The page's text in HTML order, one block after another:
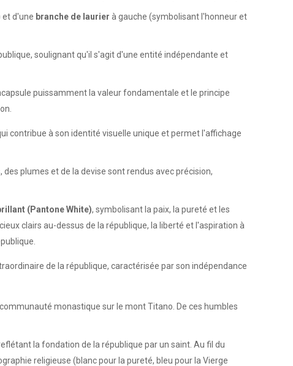
et d'une branche de laurier à gauche (symbolisant l'honneur et
soulignant qu'il s'agit d'une entité indépendante et
puissamment la valeur fondamentale et le principe
contribue à son identité visuelle unique et permet l'affichage
plumes et de la devise sont rendus avec précision,
(Pantone White), symbolisant la paix, la pureté et les
clairs au-dessus de la république, la liberté et l'aspiration à
de la république, caractérisée par son indépendance
monastique sur le mont Titano. De ces humbles
la fondation de la république par un saint. Au fil du
religieuse (blanc pour la pureté, bleu pour la Vierge